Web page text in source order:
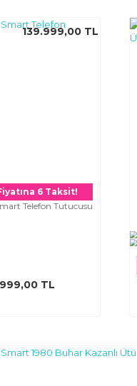
139.999,00 TL
6 Taksit!
Telefon Tutucusu
TL